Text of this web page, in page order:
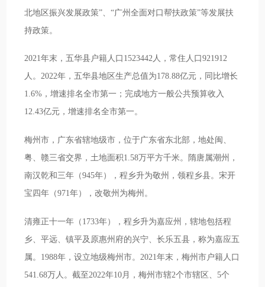
北地区振兴发展政策”、“广州全面对口帮扶政策”等发展扶
持政策。
2021年末，五华县户籍人口1523442人，常住人口921912
人。2022年，五华县地区生产总值为178.88亿元，同比增长
1.6%，增速排名全市第一；完成地方一般公共预算收入
12.43亿元，增速排名全市第一。
梅州市，广东省辖地级市，位于广东省东北部，地处闽、
粤、赣三省交界，土地面积1.58万平方千米。隋唐属潮州，
南汉乾和三年（945年），程乡升为敬州，领程乡县。宋开
宝四年（971年），改敬州为梅州。
清雍正十一年（1733年），程乡升为嘉应州，辖地包括程
乡、平远、镇平及原惠州府的兴宁、长乐五县，称为嘉应五
属。1988年，设立地级梅州市。2021年末，梅州市户籍人口
541.68万人。截至2022年10月，梅州市辖2个市辖区、5个